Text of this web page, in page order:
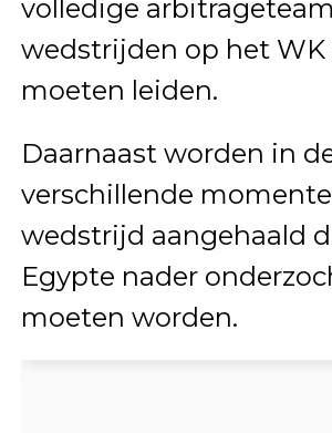
volledige
wedstrijden op het WK
moeten leiden.
Daarnaast worden in
verschillende
wedstrijd aangehaald
Egypte nader
moeten worden.